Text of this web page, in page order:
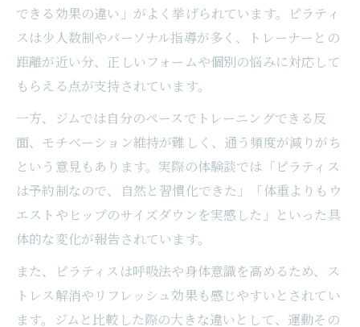
できる効果の違い」がよく挙げられています。ピラティ
スは少人数制やパーソナル指導が多く、トレーナーとの
距離が近い分、正しいフォームや個別の悩みに対応して
もらえる点が支持されています。
一方、ジムでは自分のペースでトレーニングできる反
面、モチベーション維持が難しく、通う頻度が減りがち
という意見もあります。実際の体験談では「ピラティス
は予約制なので、自然と習慣化できた」「体重よりもウ
エストやヒップのサイズダウンを実感した」といった具
体的な変化が報告されています。
また、ピラティスは呼吸法や身体意識を高めるため、ス
トレス解消やリフレッシュ効果も感じやすいとされてい
ます。ジムと比較した際の大きな違いとして、運動その